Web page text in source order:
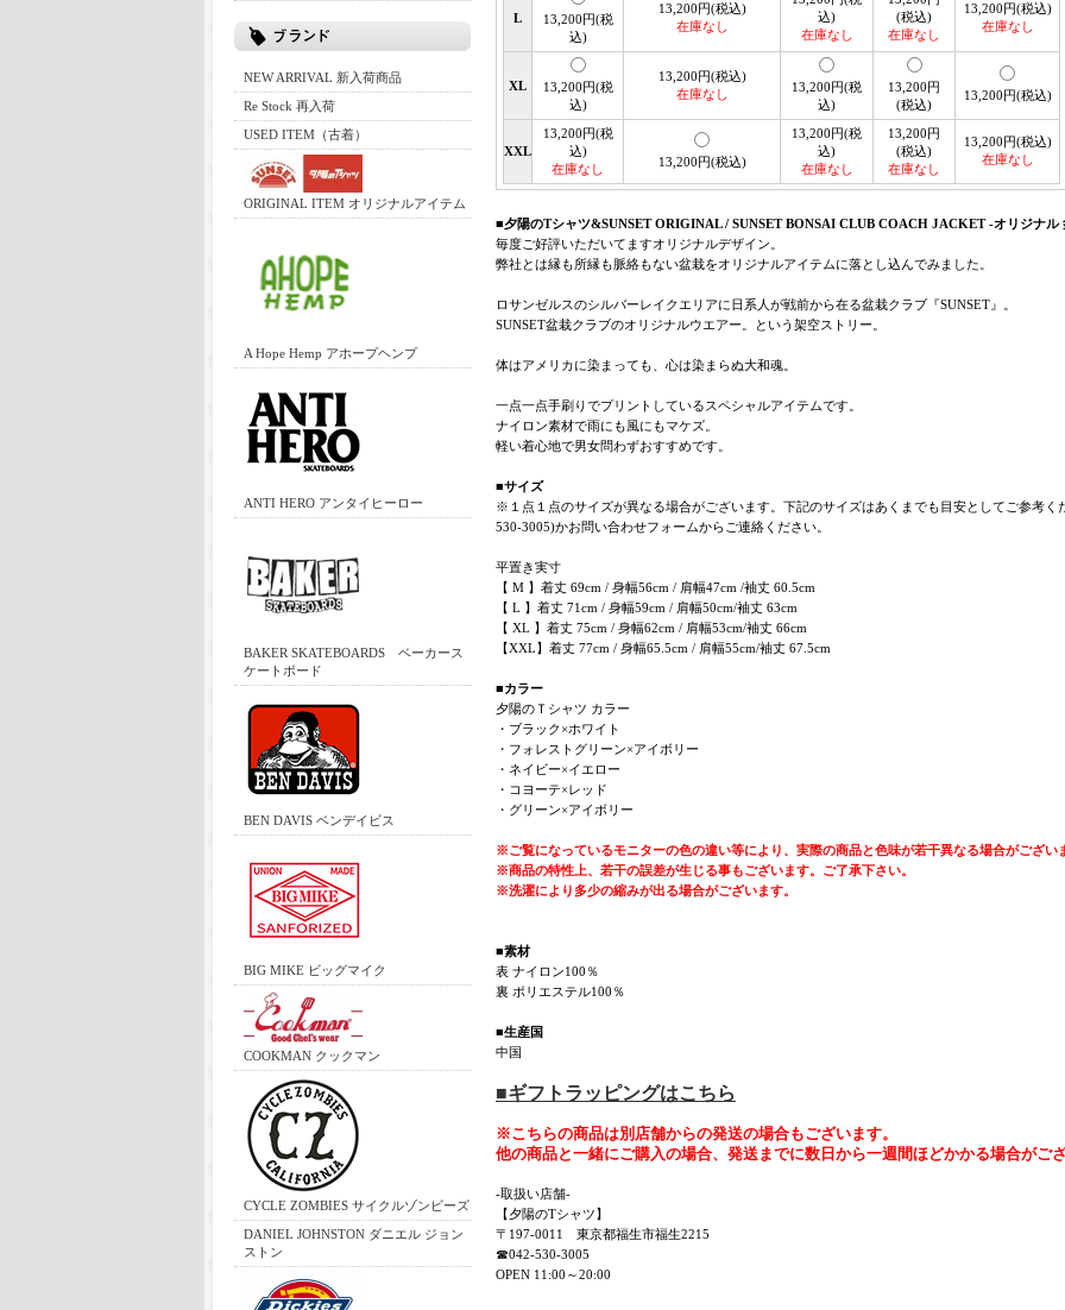
NEW ARRIVAL 新入荷商品
Re Stock 再入荷
USED ITEM（古着）
ORIGINAL ITEM オリジナルアイテム
A Hope Hemp アホープヘンプ
ANTI HERO アンタイヒーロー
BAKER SKATEBOARDS ベーカース
ケートボード
BEN DAVIS ベンデイビス
BIG MIKE ビッグマイク
COOKMAN クックマン
CYCLE ZOMBIES サイクルゾンビーズ
DANIEL JOHNSTON ダニエル ジョン
ストン
L
13,200円(税
込)
13,200円(税込)
在庫なし
込)
在庫なし
(税込)
在庫なし
13,200円(税込)
在庫なし
XL
13,200円(税
込)
13,200円(税込)
在庫なし
13,200円(税
込)
13,200円
(税込)
13,200円(税込)
XXL
13,200円(税
込)
在庫なし
13,200円(税込)
13,200円(税
込)
在庫なし
13,200円
(税込)
在庫なし
13,200円(税込)
在庫なし
■夕陽のTシャツ&SUNSET ORIGINAL / SUNSET BONSAI CLUB COACH JACKET -オリジナル
毎度ご好評いただいてますオリジナルデザイン。
弊社とは縁も所縁も脈絡もない盆栽をオリジナルアイテムに落とし込んでみました。
ロサンゼルスのシルバーレイクエリアに日系人が戦前から在る盆栽クラブ『SUNSET』。
SUNSET盆栽クラブのオリジナルウエアー。という架空ストリー。
体はアメリカに染まっても、心は染まらぬ大和魂。
一点一点手刷りでプリントしているスペシャルアイテムです。
ナイロン素材で雨にも風にもマケズ。
軽い着心地で男女問わずおすすめです。
■サイズ
※１点１点のサイズが異なる場合がございます。下記のサイズはあくまでも目安としてご参考
530-3005)かお問い合わせフォームからご連絡ください。
平置き実寸
【 M 】着丈 69cm / 身幅56cm / 肩幅47cm /袖丈 60.5cm
【 L 】着丈 71cm / 身幅59cm / 肩幅50cm/袖丈 63cm
【 XL 】着丈 75cm / 身幅62cm / 肩幅53cm/袖丈 66cm
【XXL】着丈 77cm / 身幅65.5cm / 肩幅55cm/袖丈 67.5cm
■カラー
夕陽のＴシャツ カラー
・ブラック×ホワイト
・フォレストグリーン×アイボリー
・ネイビー×イエロー
・コヨーテ×レッド
・グリーン×アイボリー
※ご覧になっているモニターの色の違い等により、実際の商品と色味が若干異なる場合がござい
※商品の特性上、若干の誤差が生じる事もございます。ご了承下さい。
※洗濯により多少の縮みが出る場合がございます。
■素材
表 ナイロン100％
裏 ポリエステル100％
■生産国
中国
■ギフトラッピングはこちら
※こちらの商品は別店舗からの発送の場合もございます。
他の商品と一緒にご購入の場合、発送までに数日から一週間ほどかかる場合がご
-取扱い店舗-
【夕陽のTシャツ】
〒197-0011 東京都福生市福生2215
☎042-530-3005
OPEN 11:00～20:00